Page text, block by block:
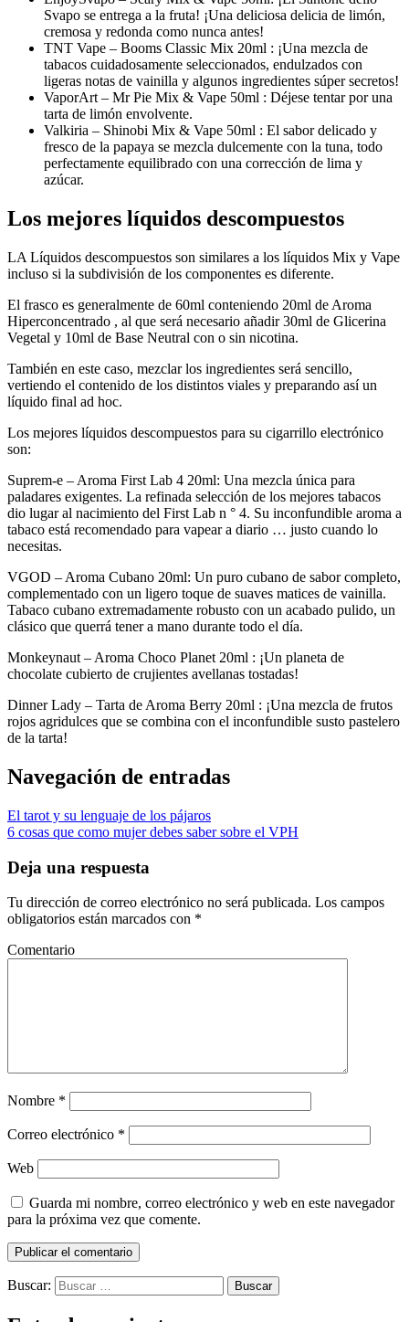
Svapo se entrega a la fruta! ¡Una deliciosa delicia de limón,
cremosa y redonda como nunca antes!
TNT Vape – Booms Classic Mix 20ml : ¡Una mezcla de
tabacos cuidadosamente seleccionados, endulzados con
ligeras notas de vainilla y algunos ingredientes súper secretos!
VaporArt – Mr Pie Mix & Vape 50ml : Déjese tentar por una
tarta de limón envolvente.
Valkiria – Shinobi Mix & Vape 50ml : El sabor delicado y
fresco de la papaya se mezcla dulcemente con la tuna, todo
perfectamente equilibrado con una corrección de lima y
azúcar.
Los mejores líquidos descompuestos
LA Líquidos descompuestos son similares a los líquidos Mix y Vape
incluso si la subdivisión de los componentes es diferente.
El frasco es generalmente de 60ml conteniendo 20ml de Aroma
Hiperconcentrado , al que será necesario añadir 30ml de Glicerina
Vegetal y 10ml de Base Neutral con o sin nicotina.
También en este caso, mezclar los ingredientes será sencillo,
vertiendo el contenido de los distintos viales y preparando así un
líquido final ad hoc.
Los mejores líquidos descompuestos para su cigarrillo electrónico
son:
Suprem-e – Aroma First Lab 4 20ml: Una mezcla única para
paladares exigentes. La refinada selección de los mejores tabacos
dio lugar al nacimiento del First Lab n ° 4. Su inconfundible aroma a
tabaco está recomendado para vapear a diario … justo cuando lo
necesitas.
VGOD – Aroma Cubano 20ml: Un puro cubano de sabor completo,
complementado con un ligero toque de suaves matices de vainilla.
Tabaco cubano extremadamente robusto con un acabado pulido, un
clásico que querrá tener a mano durante todo el día.
Monkeynaut – Aroma Choco Planet 20ml : ¡Un planeta de
chocolate cubierto de crujientes avellanas tostadas!
Dinner Lady – Tarta de Aroma Berry 20ml : ¡Una mezcla de frutos
rojos agridulces que se combina con el inconfundible susto pastelero
de la tarta!
Navegación de entradas
El tarot y su lenguaje de los pájaros
6 cosas que como mujer debes saber sobre el VPH
Deja una respuesta
Tu dirección de correo electrónico no será publicada. Los campos
obligatorios están marcados con *
Comentario
Nombre *
Correo electrónico *
Web
Guarda mi nombre, correo electrónico y web en este navegador
para la próxima vez que comente.
Buscar: